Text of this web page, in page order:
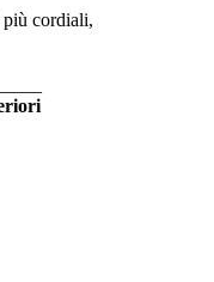
cordiali,